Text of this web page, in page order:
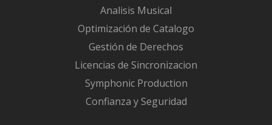
Analisis Musical
Optimización de Catalogo
Gestión de Derechos
Licencias de Sincronizacion
Symphonic Production
Confianza y Seguridad